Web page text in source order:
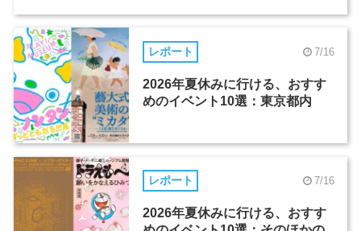
レポート 7/16
2026年夏休みに行ける、おすす
めのイベント10選：東京都内
レポート 7/16
2026年夏休みに行ける、おすす